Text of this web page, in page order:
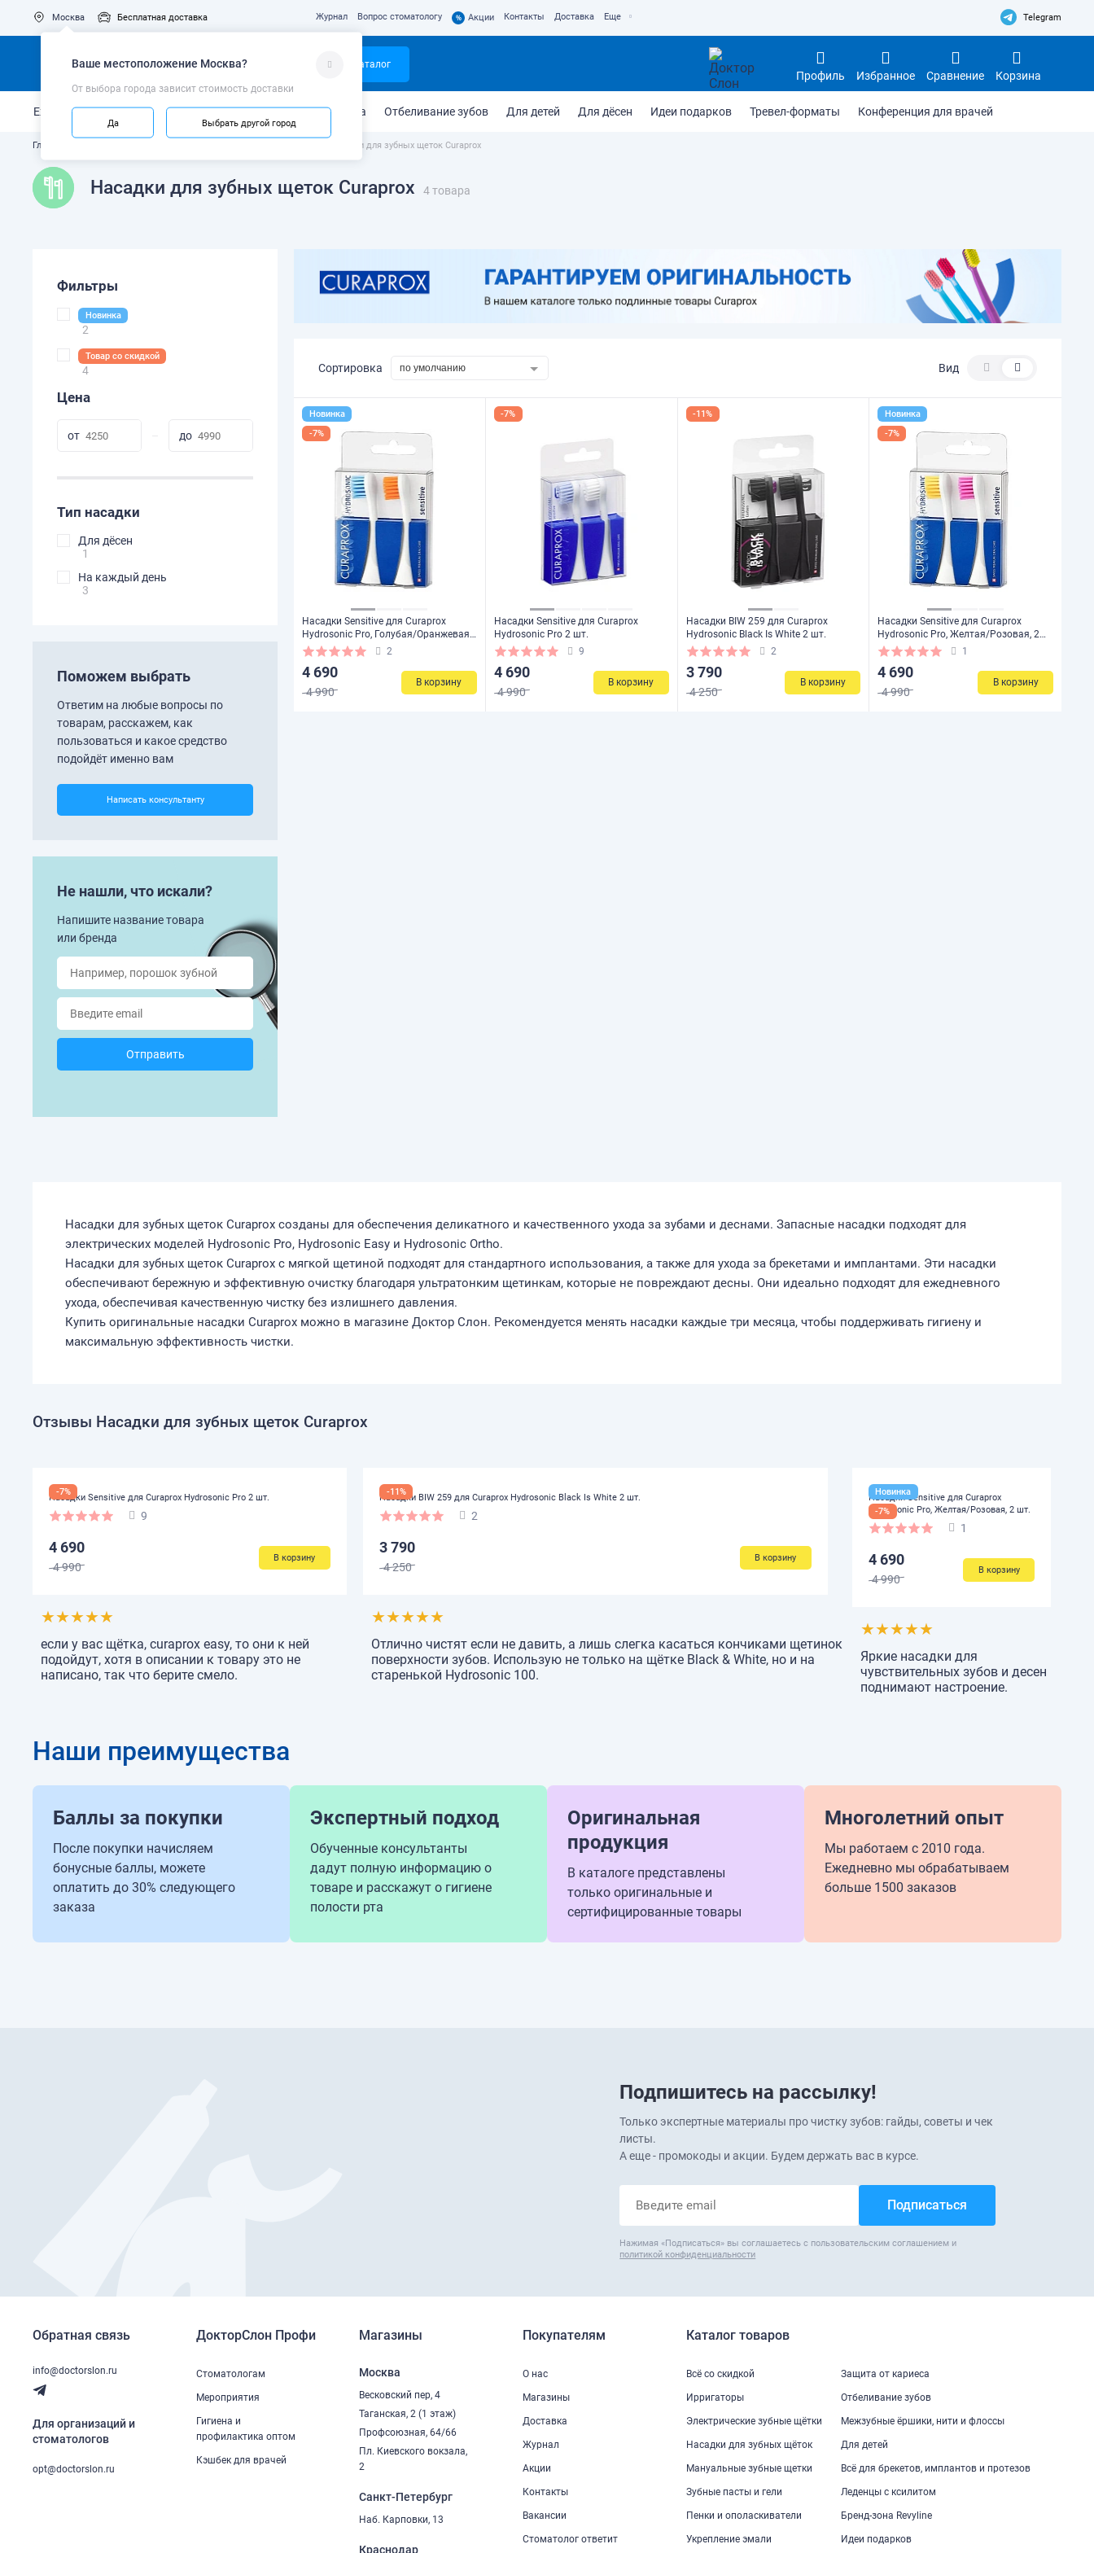
Москва
Ваше местоположение Москва?
От выбора города зависит стоимость доставки
Да Выбрать другой город
Бесплатная доставка Журнал Вопрос стоматологу % Акции Контакты Доставка Еще Telegram
Каталог
Профиль Избранное Сравнение Корзина
Ежедневный уход Укрепление эмали Защита от кариеса Отбеливание зубов Для детей Для дёсен Идеи подарков Тревел-форматы Конференция для врачей
Главная Насадки для зубных щеток Curaprox
Насадки для зубных щеток Curaprox 4 товара
Фильтры
Новинка
2
Товар со скидкой
4
Цена
Тип насадки
Для дёсен
1
На каждый день
3
Поможем выбрать
Ответим на любые вопросы по
товарам, расскажем, как
пользоваться и какое средство
подойдёт именно вам
Написать консультанту
Не нашли, что искали?
Напишите название товара
или бренда
Сортировка по умолчанию Вид
Новинка
-7%
Насадки Sensitive для Curaprox
Hydrosonic Pro, Голубая/Оранжевая,
2 шт.
2
4 690
4 990
В корзину
-7%
Насадки Sensitive для Curaprox
Hydrosonic Pro 2 шт.
9
4 690
4 990
В корзину
-11%
Насадки BIW 259 для Curaprox
Hydrosonic Black Is White 2 шт.
2
3 790
4 250
В корзину
Новинка
-7%
Насадки Sensitive для Curaprox
Hydrosonic Pro, Желтая/Розовая, 2
шт.
1
4 690
4 990
В корзину
Насадки для зубных щеток Curaprox созданы для обеспечения деликатного и качественного ухода за зубами и деснами. Запасные насадки подходят для
электрических моделей Hydrosonic Pro, Hydrosonic Easy и Hydrosonic Ortho.
Насадки для зубных щеток Curaprox с мягкой щетиной подходят для стандартного использования, а также для ухода за брекетами и имплантами. Эти насадки
обеспечивают бережную и эффективную очистку благодаря ультратонким щетинкам, которые не повреждают десны. Они идеально подходят для ежедневного
ухода, обеспечивая качественную чистку без излишнего давления.
Купить оригинальные насадки Curaprox можно в магазине Доктор Слон. Рекомендуется менять насадки каждые три месяца, чтобы поддерживать гигиену и
максимальную эффективность чистки.
Отзывы Насадки для зубных щеток Curaprox
-7%
Насадки Sensitive для Curaprox Hydrosonic Pro 2 шт.
9
4 690
4 990
В корзину
★★★★★
если у вас щётка, curaprox easy, то они к ней
подойдут, хотя в описании к товару это не
написано, так что берите смело.
-11%
Насадки BIW 259 для Curaprox Hydrosonic Black Is White 2 шт.
2
3 790
4 250
В корзину
★★★★★
Отлично чистят если не давить, а лишь слегка касаться кончиками щетинок
поверхности зубов. Использую не только на щётке Black & White, но и на
старенькой Hydrosonic 100.
Новинка
-7%
Насадки Sensitive для Curaprox
Hydrosonic Pro, Желтая/Розовая, 2 шт.
1
4 690
4 990
В корзину
★★★★★
Яркие насадки для
чувствительных зубов и десен
поднимают настроение.
Наши преимущества
Баллы за покупки
После покупки начисляем
бонусные баллы, можете
оплатить до 30% следующего
заказа
Экспертный подход
Обученные консультанты
дадут полную информацию о
товаре и расскажут о гигиене
полости рта
Оригинальная
продукция
В каталоге представлены
только оригинальные и
сертифицированные товары
Многолетний опыт
Мы работаем с 2010 года.
Ежедневно мы обрабатываем
больше 1500 заказов
Подпишитесь на рассылку!
Только экспертные материалы про чистку зубов: гайды, советы и чек
листы.
А еще - промокоды и акции. Будем держать вас в курсе.
Нажимая «Подписаться» вы соглашаетесь с пользовательским соглашением и
политикой конфиденциальности
Обратная связь
info@doctorslon.ru
Для организаций и
стоматологов
opt@doctorslon.ru
ДокторСлон Профи
Стоматологам
Мероприятия
Гигиена и
профилактика оптом
Кэшбек для врачей
Магазины
Москва
Весковский пер, 4
Таганская, 2 (1 этаж)
Профсоюзная, 64/66
Пл. Киевского вокзала,
2
Санкт-Петербург
Наб. Карповки, 13
Краснодар
Покупателям
О нас
Магазины
Доставка
Журнал
Акции
Контакты
Вакансии
Стоматолог ответит
Каталог товаров
Всё со скидкой
Ирригаторы
Электрические зубные щётки
Насадки для зубных щёток
Мануальные зубные щетки
Зубные пасты и гели
Пенки и ополаскиватели
Укрепление эмали
Защита от кариеса
Отбеливание зубов
Межзубные ёршики, нити и флоссы
Для детей
Всё для брекетов, имплантов и протезов
Леденцы с ксилитом
Бренд-зона Revyline
Идеи подарков